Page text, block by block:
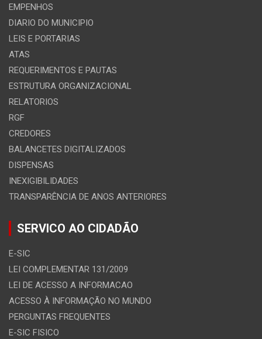
EMPENHOS
DIARIO DO MUNICIPIO
LEIS E PORTARIAS
ATAS
REQUERIMENTOS E PAUTAS
ESTRUTURA ORGANIZACIONAL
RELATORIOS
RGF
CREDORES
BALANCETES DIGITALIZADOS
DISPENSAS
INEXIGIBILIDADES
TRANSPARÊNCIA DE ANOS ANTERIORES
SERVICO AO CIDADÃO
E-SIC
LEI COMPLEMENTAR 131/2009
LEI DE ACESSO A INFORMACAO
ACESSO À INFORMAÇÃO NO MUNDO
PERGUNTAS FREQUENTES
E-SIC FISICO